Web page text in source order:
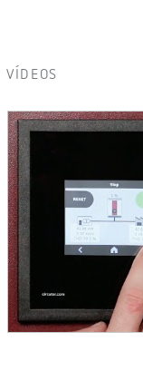
VÍDEOS